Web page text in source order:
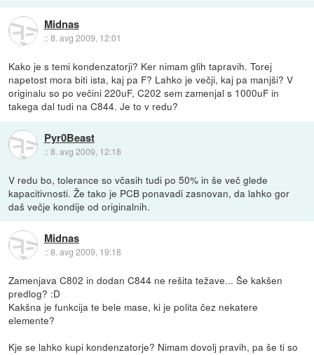
Midnas
::8. avg 2009, 12:01
Kako je s temi kondenzatorji? Ker nimam glih tapravih. Torej
napetost mora biti ista, kaj pa F? Lahko je večji, kaj pa manjši? V
originalu so po večini 220uF, C202 sem zamenjal s 1000uF in
takega dal tudi na C844. Je to v redu?
Pyr0Beast
::8. avg 2009, 12:18
V redu bo, tolerance so včasih tudi po 50% in še več glede
kapacitivnosti. Že tako je PCB ponavadi zasnovan, da lahko gor
daš večje kondije od originalnih.
Midnas
::8. avg 2009, 19:18
Zamenjava C802 in dodan C844 ne rešita težave... Še kakšen
predlog? :D
Kakšna je funkcija te bele mase, ki je polita čez nekatere
elemente?
Kje se lahko kupi kondenzatorje? Nimam dovolj pravih, pa še ti so